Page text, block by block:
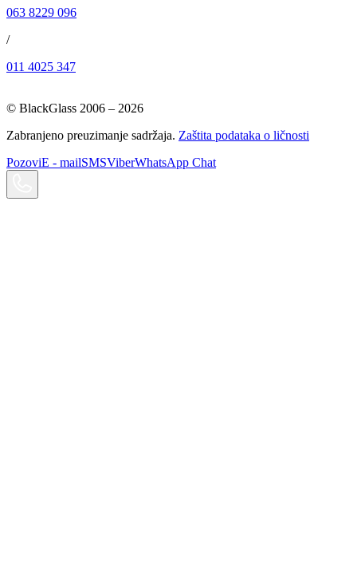
063 8229 096
/
011 4025 347
© BlackGlass 2006 – 2026
Zabranjeno preuzimanje sadržaja. Zaštita podataka o ličnosti
PozoviE - mailSMSViberWhatsApp Chat